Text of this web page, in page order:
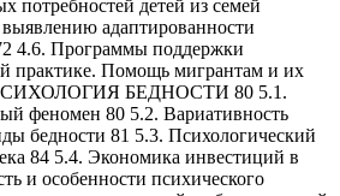
потребностей детей из семей
адаптированности
4.6. Программы поддержки
практике. Помощь мигрантам и их
БЕДНОСТИ 80 5.1.
феномен 80 5.2. Вариативность
бедности 81 5.3. Психологический
84 5.4. Экономика инвестиций в
и особенности психического